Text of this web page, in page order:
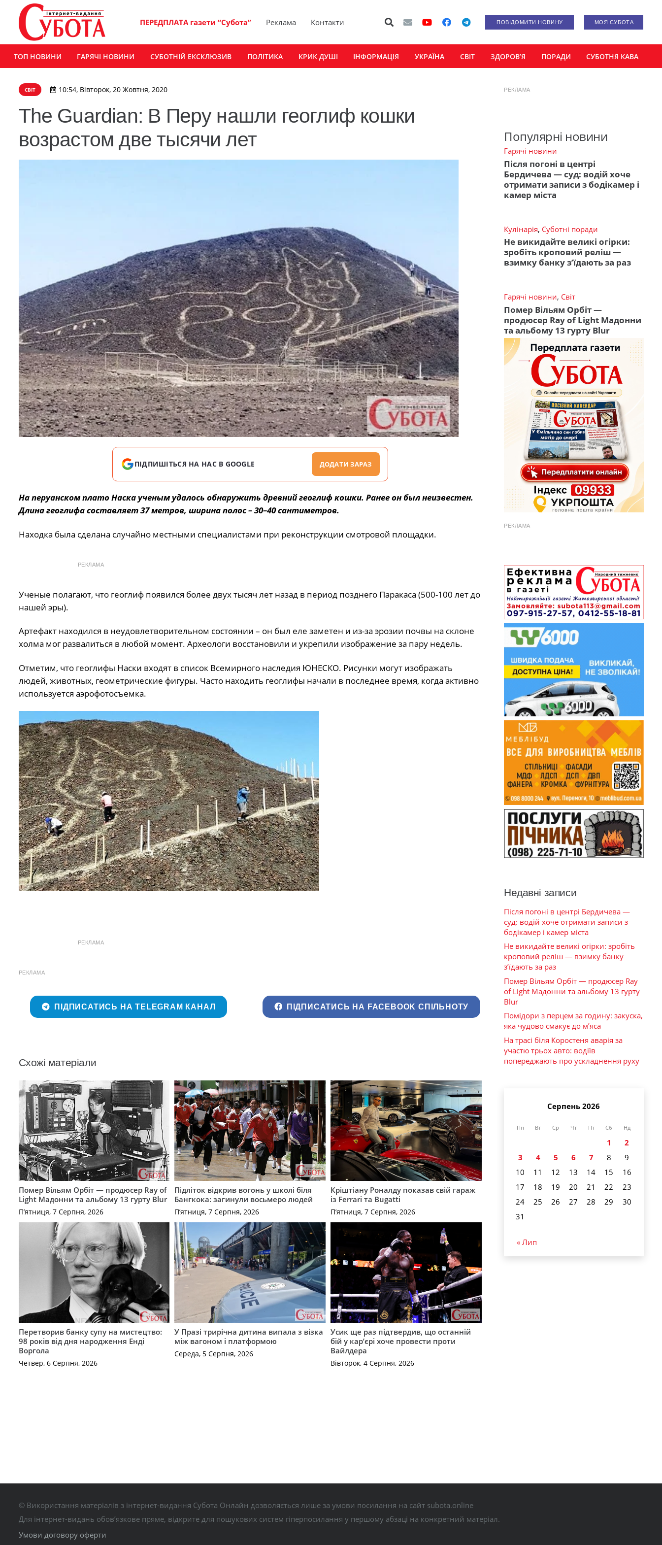
ПЕРЕДПЛАТА газети “Субота” Реклама Контакти ПОВІДОМИТИ НОВИНУ МОЯ СУБОТА
ТОП НОВИНИ ГАРЯЧІ НОВИНИ СУБОТНІЙ ЕКСКЛЮЗИВ ПОЛІТИКА КРИК ДУШІ ІНФОРМАЦІЯ УКРАЇНА СВІТ ЗДОРОВ’Я ПОРАДИ СУБОТНЯ КАВА
СВІТ 10:54, Вівторок, 20 Жовтня, 2020
The Guardian: В Перу нашли геоглиф кошки
возрастом две тысячи лет
ПІДПИШІТЬСЯ НА НАС В GOOGLE ДОДАТИ ЗАРАЗ
На перуанском плато Наска ученым удалось обнаружить древний геоглиф кошки. Ранее он был неизвестен.
Длина геоглифа составляет 37 метров, ширина полос – 30–40 сантиметров.
Находка была сделана случайно местными специалистами при реконструкции смотровой площадки.
РЕКЛАМА
Ученые полагают, что геоглиф появился более двух тысяч лет назад в период позднего Паракаса (500-100 лет до
нашей эры).
Артефакт находился в неудовлетворительном состоянии – он был еле заметен и из-за эрозии почвы на склоне
холма мог развалиться в любой момент. Археологи восстановили и укрепили изображение за пару недель.
Отметим, что геоглифы Наски входят в список Всемирного наследия ЮНЕСКО. Рисунки могут изображать
людей, животных, геометрические фигуры. Часто находить геоглифы начали в последнее время, когда активно
используется аэрофотосъемка.
РЕКЛАМА
РЕКЛАМА
ПІДПИСАТИСЬ НА TELEGRAM КАНАЛ ПІДПИСАТИСЬ НА FACEBOOK СПІЛЬНОТУ
Схожі матеріали
Помер Вільям Орбіт — продюсер Ray of
Light Мадонни та альбому 13 гурту Blur
П’ятниця, 7 Серпня, 2026
Підліток відкрив вогонь у школі біля
Бангкока: загинули восьмеро людей
П’ятниця, 7 Серпня, 2026
Кріштіану Роналду показав свій гараж
із Ferrari та Bugatti
П’ятниця, 7 Серпня, 2026
Перетворив банку супу на мистецтво:
98 років від дня народження Енді
Воргола
Четвер, 6 Серпня, 2026
У Празі трирічна дитина випала з візка
між вагоном і платформою
Середа, 5 Серпня, 2026
Усик ще раз підтвердив, що останній
бій у кар’єрі хоче провести проти
Вайлдера
Вівторок, 4 Серпня, 2026
РЕКЛАМА
Популярні новини
Гарячі новини
Після погоні в центрі
Бердичева — суд: водій хоче
отримати записи з бодікамер і
камер міста
Кулінарія, Суботні поради
Не викидайте великі огірки:
зробіть кроповий реліш —
взимку банку з’їдають за раз
Гарячі новини, Світ
Помер Вільям Орбіт —
продюсер Ray of Light Мадонни
та альбому 13 гурту Blur
РЕКЛАМА
Недавні записи
Після погоні в центрі Бердичева —
суд: водій хоче отримати записи з
бодікамер і камер міста
Не викидайте великі огірки: зробіть
кроповий реліш — взимку банку
з’їдають за раз
Помер Вільям Орбіт — продюсер Ray
of Light Мадонни та альбому 13 гурту
Blur
Помідори з перцем за годину: закуска,
яка чудово смакує до м’яса
На трасі біля Коростеня аварія за
участю трьох авто: водіїв
попереджають про ускладнення руху
Серпень 2026
Пн Вт Ср Чт Пт Сб Нд
1
2
3
4 5 6 7 8
9
10
11 12 13 14 15
16
17
18 19 20 21 22
23
24
25 26 27 28 29
30
31
« Лип
© Використання матеріалів з інтернет-видання Субота Онлайн дозволяється лише за умови посилання на сайт subota.online
Для інтернет-видань обов’язкове пряме, відкрите для пошукових систем гіперпосилання у першому абзаці на конкретний матеріал.
Умови договору оферти